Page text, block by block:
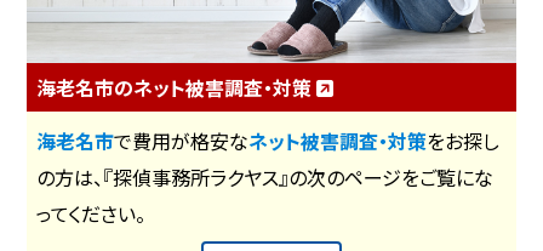
海老名市のネット被害調査・対策
海老名市で費用が格安なネット被害調査・対策をお探し
の方は、『探偵事務所ラクヤス』の次のページをご覧にな
ってください。